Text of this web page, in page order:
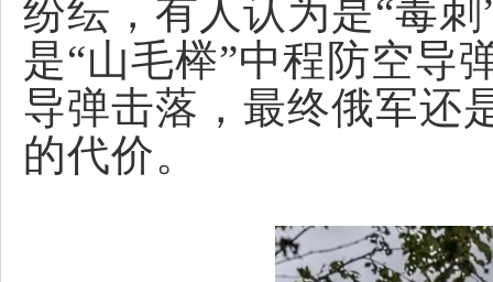
纷纭，有人认为是“毒
是“山毛榉”中程防空导
导弹击落，最终俄军还
的代价。